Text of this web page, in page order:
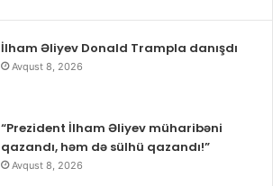
İlham Əliyev Donald Trampla danışdı
Avqust 8, 2026
“Prezident İlham Əliyev müharibəni
qazandı, həm də sülhü qazandı!”
Avqust 8, 2026